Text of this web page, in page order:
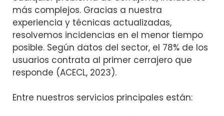
más complejos. Gracias a nuestra
experiencia y técnicas actualizadas,
resolvemos incidencias en el menor tiempo
posible. Según datos del sector, el 78% de los
usuarios contrata al primer cerrajero que
responde (ACECL, 2023).
Entre nuestros servicios principales están: